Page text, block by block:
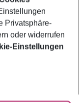
Privatsphäre-
oder widerrufen
Einstellungen